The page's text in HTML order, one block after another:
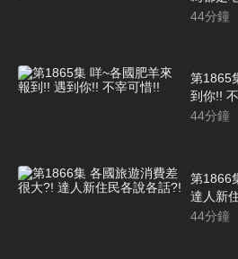
44分鐘
第1865
到你!!
44分鐘
第1866
達人新
44分鐘